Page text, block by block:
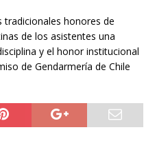
honores de
de los asistentes una
y el honor institucional
de Gendarmería de Chile